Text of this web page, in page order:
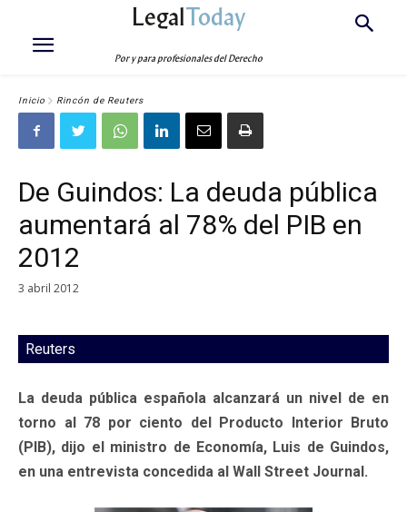
LegalToday
Por y para profesionales del Derecho
Inicio Rincón de Reuters
De Guindos: La deuda pública
aumentará al 78% del PIB en
2012
3 abril 2012
Reuters
La deuda pública española alcanzará un nivel de en
torno al 78 por ciento del Producto Interior Bruto
(PIB), dijo el ministro de Economía, Luis de Guindos,
en una entrevista concedida al Wall Street Journal.